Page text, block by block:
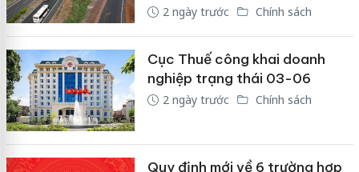
2 ngày trước Chính sách
Cục Thuế công khai doanh
nghiệp trạng thái 03-06
2 ngày trước Chính sách
Quy định mới về 6 trường hợp